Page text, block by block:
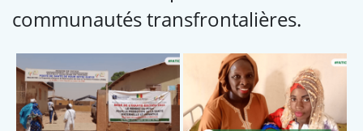
communautés transfrontalières.